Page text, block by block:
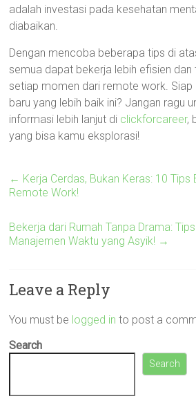
adalah investasi pada kesehatan
diabaikan.
Dengan mencoba beberapa tips di
semua dapat bekerja lebih efisien
setiap momen dari remote work. Siap
baru yang lebih baik ini? Jangan ragu
informasi lebih lanjut di clickforcareer,
yang bisa kamu eksplorasi!
← Kerja Cerdas, Bukan Keras: 10 Tips
Remote Work!
Bekerja dari Rumah Tanpa Drama:
Manajemen Waktu yang Asyik! →
Leave a Reply
You must be logged in to post a
Search
Search